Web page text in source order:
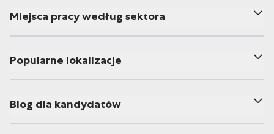
Miejsca pracy według sektora
Popularne lokalizacje
Blog dla kandydatów